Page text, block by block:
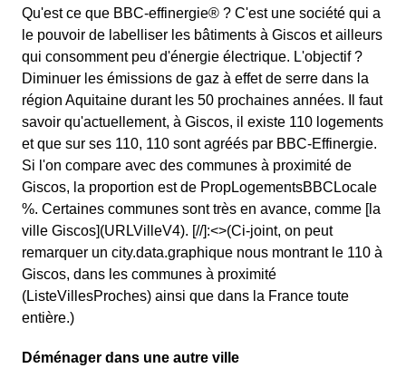
Qu'est ce que BBC-effinergie® ? C'est une société qui a
le pouvoir de labelliser les bâtiments à Giscos et ailleurs
qui consomment peu d'énergie électrique. L'objectif ?
Diminuer les émissions de gaz à effet de serre dans la
région Aquitaine durant les 50 prochaines années. Il faut
savoir qu'actuellement, à Giscos, il existe 110 logements
et que sur ses 110, 110 sont agréés par BBC-Effinergie.
Si l'on compare avec des communes à proximité de
Giscos, la proportion est de PropLogementsBBCLocale
%. Certaines communes sont très en avance, comme [la
ville Giscos](URLVilleV4). [//]:<>(Ci-joint, on peut
remarquer un city.data.graphique nous montrant le 110 à
Giscos, dans les communes à proximité
(ListeVillesProches) ainsi que dans la France toute
entière.)
Déménager dans une autre ville